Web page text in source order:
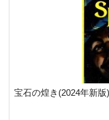
宝石の煌き(2024年新版